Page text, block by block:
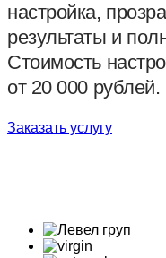
настройка,
результаты и
Стоимость
от 20 000 рублей.
Заказать услугу